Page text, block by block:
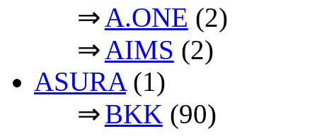
⇒A.ONE (2)
⇒AIMS (2)
ASURA(1)
⇒BKK (90)